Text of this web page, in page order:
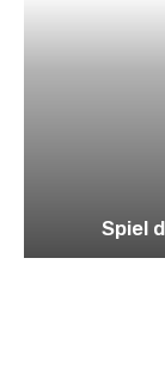
Spiel